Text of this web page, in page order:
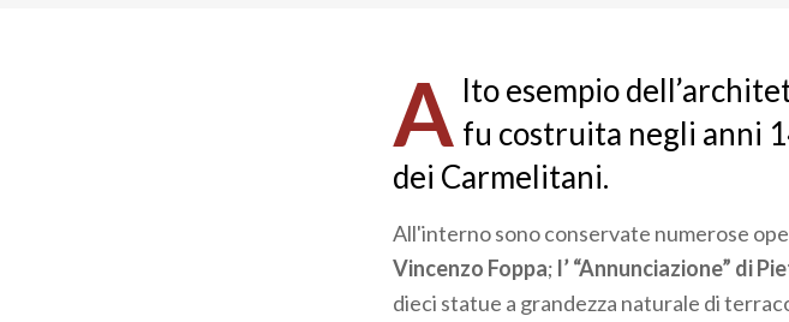
A lto esempio
fu costruita negli anni
dei Carmelitani.
All'interno sono conservate numerose
Vincenzo Foppa; l’ “Annunciazione” di
dieci statue a grandezza naturale di